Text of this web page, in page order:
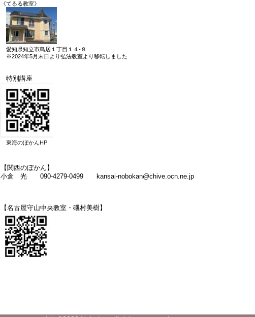
《てるる教室》
愛知県知立市鳥居１丁目１４-８
※2024年5月末日より弘法教室より移転しました
特別講座
東海のぼかんHP
【関西のぼかん】
小倉 光 090-4279-0499 kansai-nobokan@chive.ocn.ne.jp
【名古屋守山中央教室・磯村美樹】